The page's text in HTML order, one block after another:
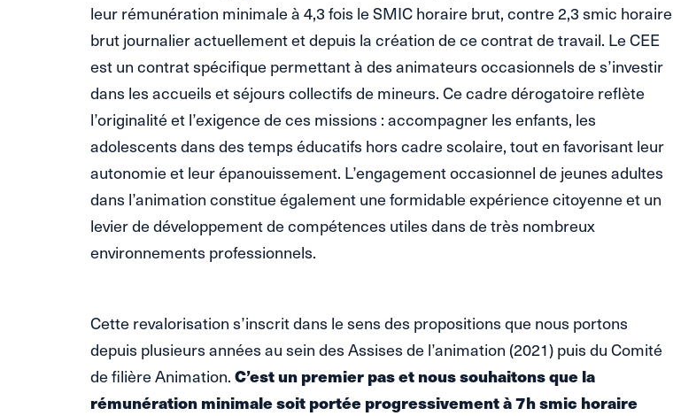
leur rémunération minimale à 4,3 fois le SMIC horaire brut, contre 2,3 smic horaire
brut journalier actuellement et depuis la création de ce contrat de travail. Le CEE
est un contrat spécifique permettant à des animateurs occasionnels de s’investir
dans les accueils et séjours collectifs de mineurs. Ce cadre dérogatoire reflète
l’originalité et l’exigence de ces missions : accompagner les enfants, les
adolescents dans des temps éducatifs hors cadre scolaire, tout en favorisant leur
autonomie et leur épanouissement. L’engagement occasionnel de jeunes adultes
dans l’animation constitue également une formidable expérience citoyenne et un
levier de développement de compétences utiles dans de très nombreux
environnements professionnels.
Cette revalorisation s’inscrit dans le sens des propositions que nous portons
depuis plusieurs années au sein des Assises de l’animation (2021) puis du Comité
de filière Animation.C’est un premier pas et nous souhaitons que la
rémunération minimale soit portée progressivement à 7h smic horaire